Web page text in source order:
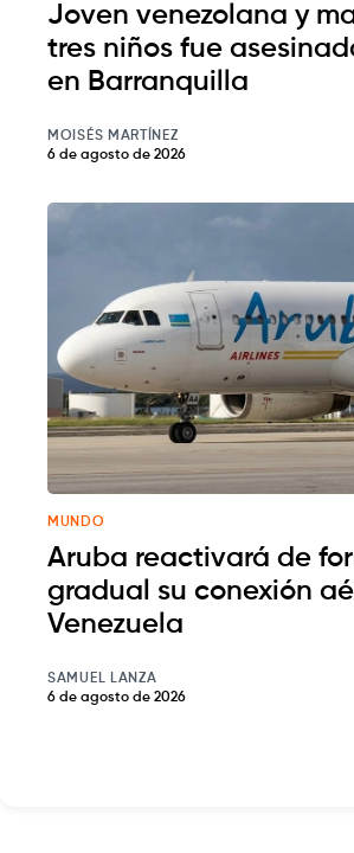
Joven venezolana y
tres niños fue
en Barranquilla
MOISÉS MARTÍNEZ
6 de agosto de 2026
MUNDO
Aruba reactivará de
gradual su conexión
Venezuela
SAMUEL LANZA
6 de agosto de 2026